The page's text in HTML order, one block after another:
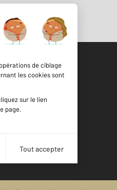
©Mappy
notée